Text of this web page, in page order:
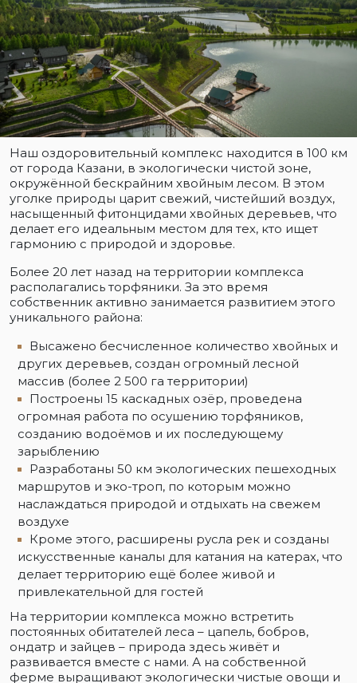
Наш оздоровительный комплекс находится в 100 км
от города Казани, в экологически чистой зоне,
окружённой бескрайним хвойным лесом. В этом
уголке природы царит свежий, чистейший воздух,
насыщенный фитонцидами хвойных деревьев, что
делает его идеальным местом для тех, кто ищет
гармонию с природой и здоровье.
Более 20 лет назад на территории комплекса
располагались торфяники. За это время
собственник активно занимается развитием этого
уникального района:
Высажено бесчисленное количество хвойных и
других деревьев, создан огромный лесной
массив (более 2 500 га территории)
Построены 15 каскадных озёр, проведена
огромная работа по осушению торфяников,
созданию водоёмов и их последующему
зарыблению
Разработаны 50 км экологических пешеходных
маршрутов и эко-троп, по которым можно
наслаждаться природой и отдыхать на свежем
воздухе
Кроме этого, расширены русла рек и созданы
искусственные каналы для катания на катерах, что
делает территорию ещё более живой и
привлекательной для гостей
На территории комплекса можно встретить
постоянных обитателей леса – цапель, бобров,
ондатр и зайцев – природа здесь живёт и
развивается вместе с нами. А на собственной
ферме выращивают экологически чистые овощи и